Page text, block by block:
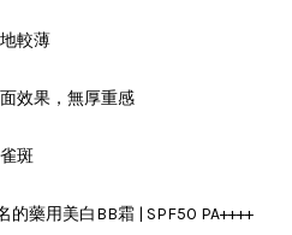
較薄
效果，無厚重感
斑
藥用美白BB霜 | SPF50 PA++++